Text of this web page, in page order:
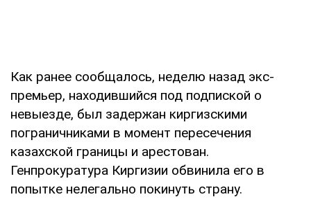
Как ранее сообщалось, неделю назад экс-
премьер, находившийся под подпиской о
невыезде, был задержан киргизскими
пограничниками в момент пересечения
казахской границы и арестован.
Генпрокуратура Киргизии обвинила его в
попытке нелегально покинуть страну.